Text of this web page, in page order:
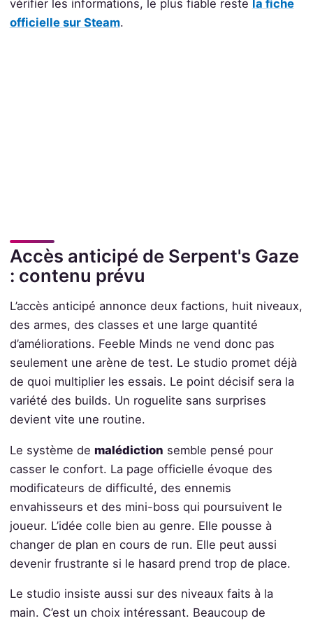
vérifier les informations, le plus fiable reste la fiche
officielle sur Steam.
Accès anticipé de Serpent's Gaze
: contenu prévu
L’accès anticipé annonce deux factions, huit niveaux,
des armes, des classes et une large quantité
d’améliorations. Feeble Minds ne vend donc pas
seulement une arène de test. Le studio promet déjà
de quoi multiplier les essais. Le point décisif sera la
variété des builds. Un roguelite sans surprises
devient vite une routine.
Le système de malédiction semble pensé pour
casser le confort. La page officielle évoque des
modificateurs de difficulté, des ennemis
envahisseurs et des mini-boss qui poursuivent le
joueur. L’idée colle bien au genre. Elle pousse à
changer de plan en cours de run. Elle peut aussi
devenir frustrante si le hasard prend trop de place.
Le studio insiste aussi sur des niveaux faits à la
main. C’est un choix intéressant. Beaucoup de